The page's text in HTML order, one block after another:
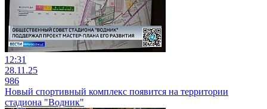
12:31
28.11.25
986
Новый спортивный комплекс появится на территории
стадиона "Водник"